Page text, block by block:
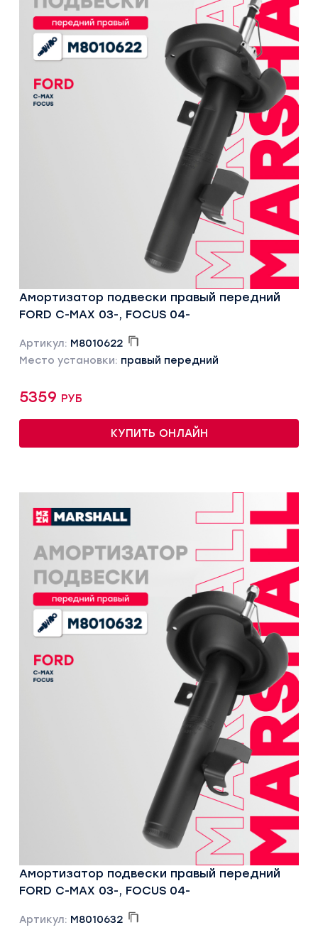
Амортизатор подвески правый передний
FORD C-MAX 03-, FOCUS 04-
Артикул: M8010622
Место установки: правый передний
5359 руб
КУПИТЬ ОНЛАЙН
Амортизатор подвески правый передний
FORD C-MAX 03-, FOCUS 04-
Артикул: M8010632